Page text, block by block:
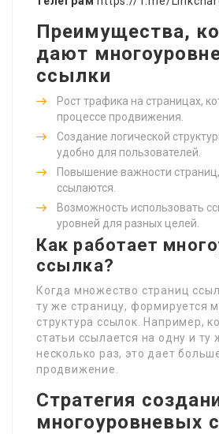
Преимущества,
дают
ссылки
Рост трафика на страницах,
процессе продвижения.
Создание логической
удобно для пользователей.
Повышение важности
ссылаются.
Возможность использовать
уровней для разных целей.
Как работает
ссылка?
Когда множество страниц
ту же страницу, формируется
структура ссылок. Например,
статьи ссылается на одну и ту
несколько раз, это дает
продвижение.
Стратегия
многоуровневых